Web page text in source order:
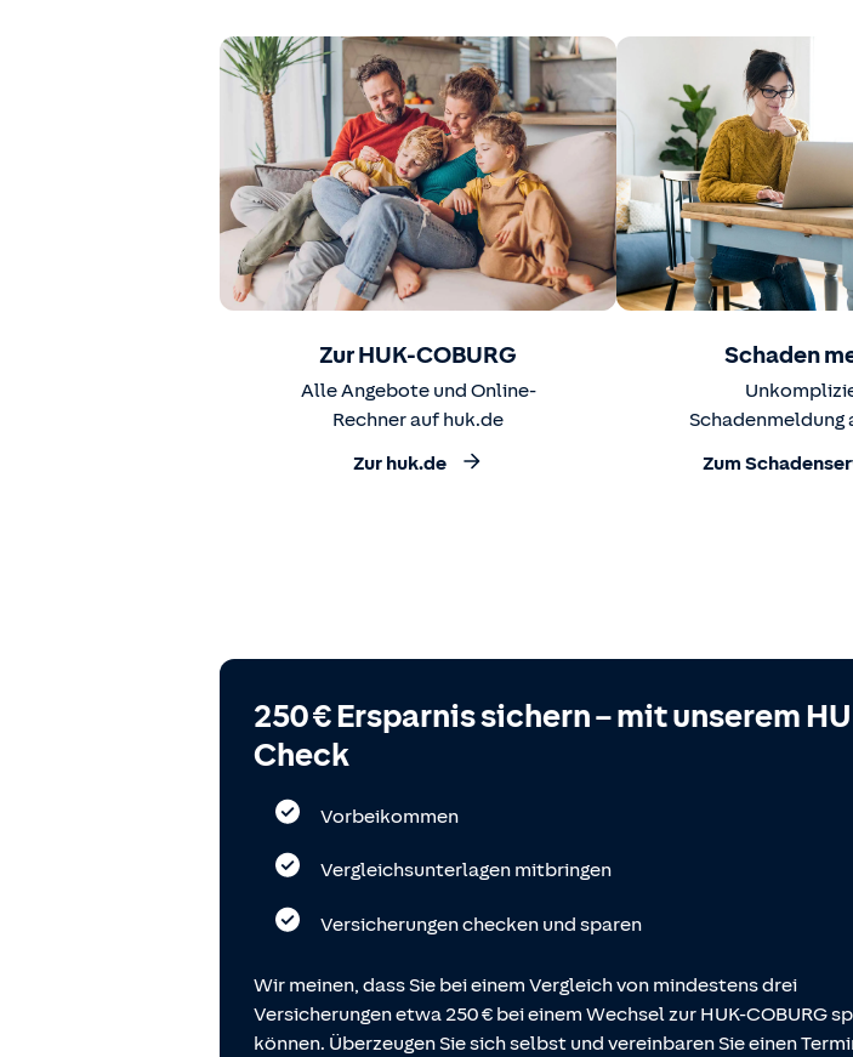
Zur HUK-COBURG
Alle Angebote und Online-
Rechner auf huk.de
Zur huk.de
Schaden
Schadenmeldung
Zum
250 € Ersparnis sichern – mit unserem
Check
Vorbeikommen
Vergleichsunterlagen mitbringen
Versicherungen checken und sparen
Wir meinen, dass Sie bei einem Vergleich von mindestens drei
Versicherungen etwa 250 € bei einem Wechsel zur HUK-COBURG
können. Überzeugen Sie sich selbst und vereinbaren Sie einen